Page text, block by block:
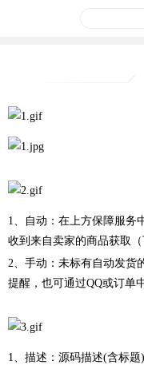
1、自动：在上方保障服务
收到来自卖家的商品获取（
2、手动：未标有自动发货
提醒，也可通过QQ或订单
1、描述：源码描述(含标